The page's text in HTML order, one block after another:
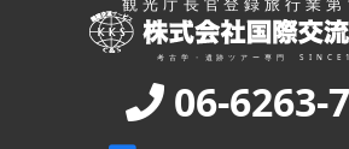
考古学・遺跡ツアー専門
06-6263-